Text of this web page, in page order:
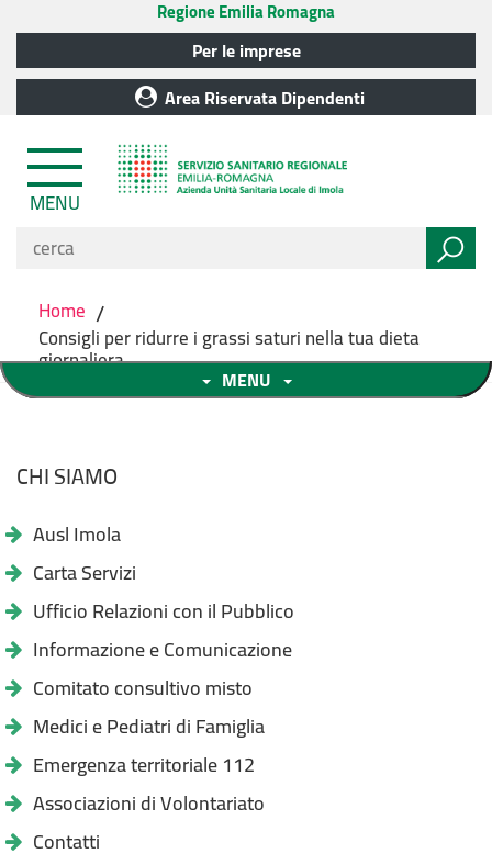
Regione Emilia Romagna
Per le imprese
Area Riservata Dipendenti
MENU
Home /
Consigli per ridurre i grassi saturi nella tua dieta
giornaliera
MENU
CHI SIAMO
Ausl Imola
Carta Servizi
Ufficio Relazioni con il Pubblico
Informazione e Comunicazione
Comitato consultivo misto
Medici e Pediatri di Famiglia
Emergenza territoriale 112
Associazioni di Volontariato
Contatti